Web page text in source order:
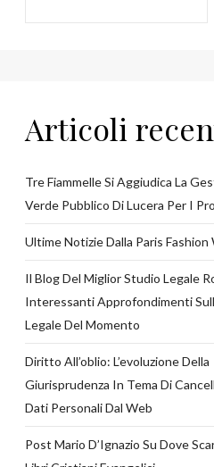
Articoli
Tre Fiammelle Si Aggiudica La
Verde Pubblico Di Lucera Per I
Ultime Notizie Dalla Paris Fashion
Il Blog Del Miglior Studio Legale
Interessanti Approfondimenti
Legale Del Momento
Diritto All’oblio: L’evoluzione Della
Giurisprudenza In Tema Di
Dati Personali Dal Web
Post Mario D’Ignazio Su Dove